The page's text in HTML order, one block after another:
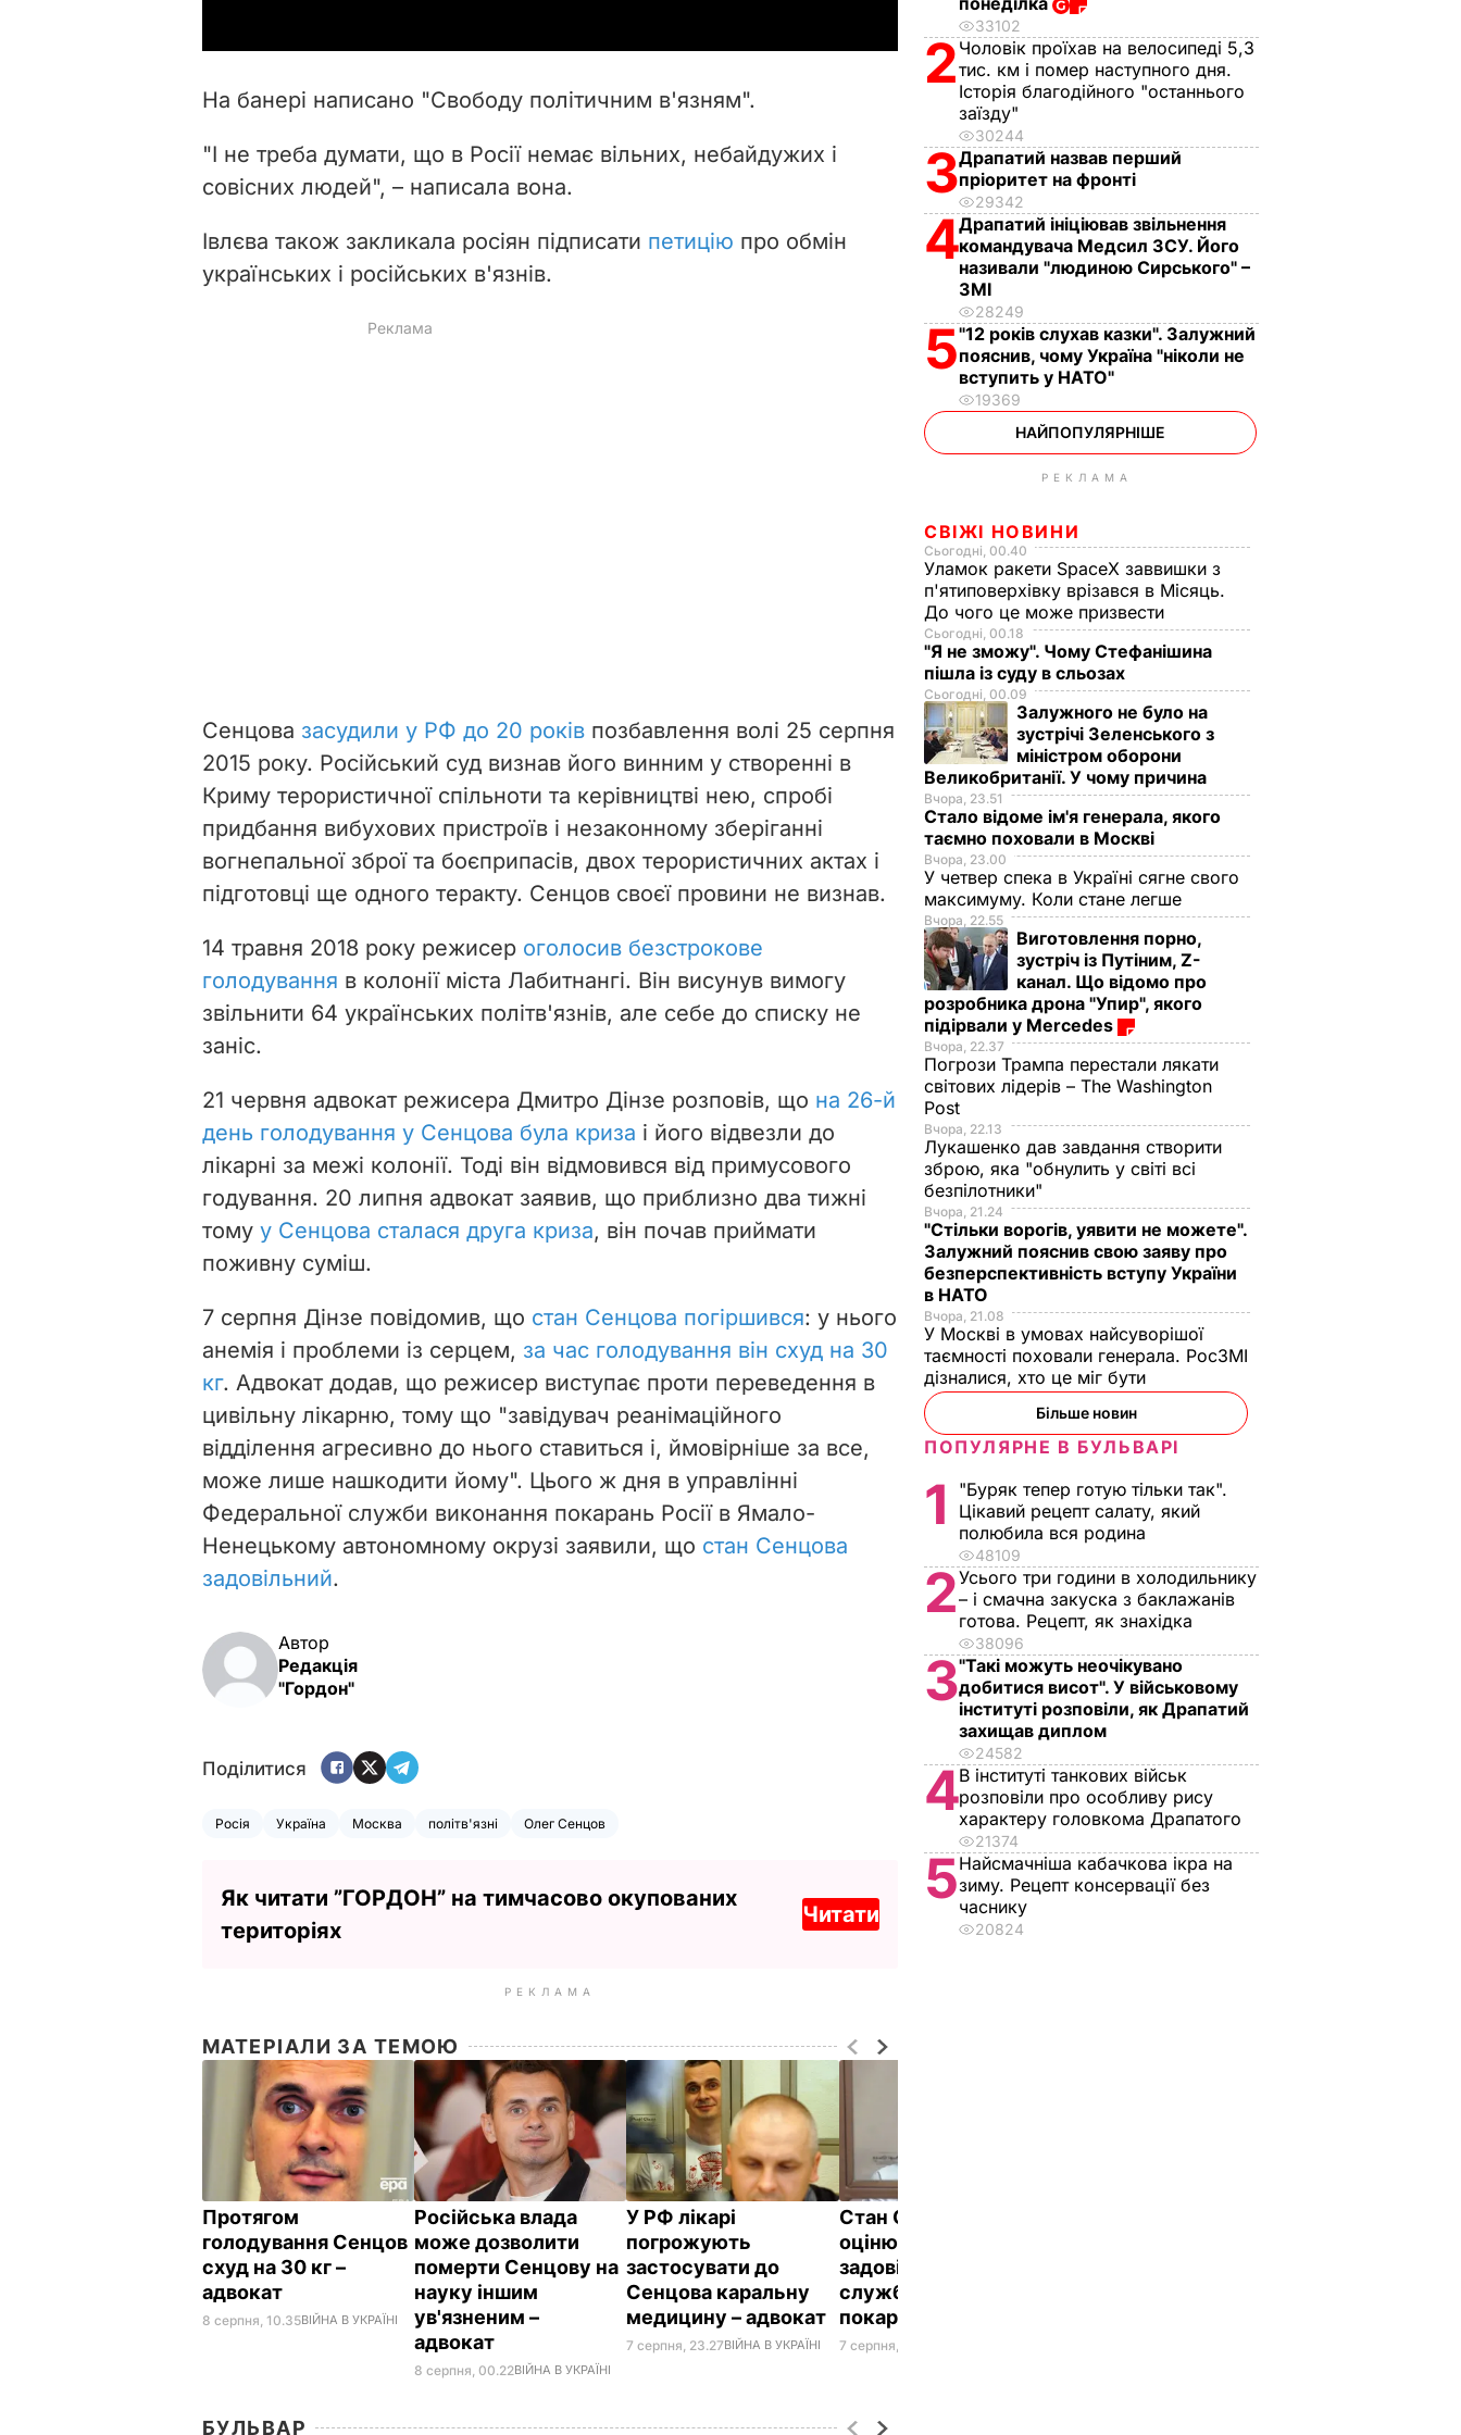
d
o
На банері написано "Свободу політичним в'язням".
"І не треба думати, що в Росії немає вільних, небайдужих і
совісних людей", – написала вона.
Івлєва також закликала росіян підписати петицію про обмін
українських і російських в'язнів.
Сенцова засудили у РФ до 20 років позбавлення волі 25 серпня
2015 року. Російський суд визнав його винним у створенні в
Криму терористичної спільноти та керівництві нею, спробі
придбання вибухових пристроїв і незаконному зберіганні
вогнепальної зброї та боєприпасів, двох терористичних актах і
підготовці ще одного теракту. Сенцов своєї провини не визнав.
14 травня 2018 року режисер оголосив безстрокове
голодування в колонії міста Лабитнангі. Він висунув вимогу
звільнити 64 українських політв'язнів, але себе до списку не
заніс.
21 червня адвокат режисера Дмитро Дінзе розповів, що на 26-й
день голодування у Сенцова була криза і його відвезли до
лікарні за межі колонії. Тоді він відмовився від примусового
годування. 20 липня адвокат заявив, що приблизно два тижні
тому у Сенцова сталася друга криза, він почав приймати
поживну суміш.
7 серпня Дінзе повідомив, що стан Сенцова погіршився: у нього
анемія і проблеми із серцем, за час голодування він схуд на 30
кг. Адвокат додав, що режисер виступає проти переведення в
цивільну лікарню, тому що "завідувач реанімаційного
відділення агресивно до нього ставиться і, ймовірніше за все,
може лише нашкодити йому". Цього ж дня в управлінні
Федеральної служби виконання покарань Росії в Ямало-
Ненецькому автономному окрузі заявили, що стан Сенцова
задовільний.
Автор
Редакція
"Гордон"
Поділитися
Росія Україна Москва політв'язні Олег Сенцов
Як читати ”ГОРДОН” на тимчасово окупованих
територіях
Читати
РЕКЛАМА
МАТЕРІАЛИ ЗА ТЕМОЮ
Протягом
голодування Сенцов
схуд на 30 кг –
адвокат
8 серпня, 10.35ВІЙНА В УКРАЇНІ
Російська влада
може дозволити
померти Сенцову на
науку іншим
ув'язненим –
адвокат
8 серпня, 00.22ВІЙНА В УКРАЇНІ
У РФ лікарі
погрожують
застосувати до
Сенцова каральну
медицину – адвокат
7 серпня, 23.27ВІЙНА В УКРАЇНІ
Стан Сенцова
оцінюють як
задовільний –
служба виконання
покарань
7 серпня, 20.39
БУЛЬВАР
33102
2 Чоловік проїхав на велосипеді 5,3
тис. км і помер наступного дня.
Історія благодійного "останнього
заїзду"
30244
3Драпатий назвав перший
пріоритет на фронті
29342
4Драпатий ініціював звільнення
командувача Медсил ЗСУ. Його
називали "людиною Сирського" –
ЗМІ
28249
5"12 років слухав казки". Залужний
пояснив, чому Україна "ніколи не
вступить у НАТО"
19369
НАЙПОПУЛЯРНІШЕ
РЕКЛАМА
СВІЖІ НОВИНИ
Сьогодні, 00.40
Уламок ракети SpaceX заввишки з
п'ятиповерхівку врізався в Місяць.
До чого це може призвести
Сьогодні, 00.18
"Я не зможу". Чому Стефанішина
пішла із суду в сльозах
Сьогодні, 00.09
Залужного не було на
зустрічі Зеленського з
міністром оборони
Великобританії. У чому причина
Вчора, 23.51
Стало відоме ім'я генерала, якого
таємно поховали в Москві
Вчора, 23.00
У четвер спека в Україні сягне свого
максимуму. Коли стане легше
Вчора, 22.55
Виготовлення порно,
зустріч із Путіним, Z-
канал. Що відомо про
розробника дрона "Упир", якого
підірвали у Mercedes
Вчора, 22.37
Погрози Трампа перестали лякати
світових лідерів – The Washington
Post
Вчора, 22.13
Лукашенко дав завдання створити
зброю, яка "обнулить у світі всі
безпілотники"
Вчора, 21.24
"Стільки ворогів, уявити не можете".
Залужний пояснив свою заяву про
безперспективність вступу України
в НАТО
Вчора, 21.08
У Москві в умовах найсуворішої
таємності поховали генерала. РосЗМІ
дізналися, хто це міг бути
Більше новин
ПОПУЛЯРНЕ В БУЛЬВАРІ
1
"Буряк тепер готую тільки так".
Цікавий рецепт салату, який
полюбила вся родина
48109
2Усього три години в холодильнику
– і смачна закуска з баклажанів
готова. Рецепт, як знахідка
38096
3"Такі можуть неочікувано
добитися висот". У військовому
інституті розповіли, як Драпатий
захищав диплом
24582
4В інституті танкових військ
розповіли про особливу рису
характеру головкома Драпатого
21374
5Найсмачніша кабачкова ікра на
зиму. Рецепт консервації без
часнику
20824